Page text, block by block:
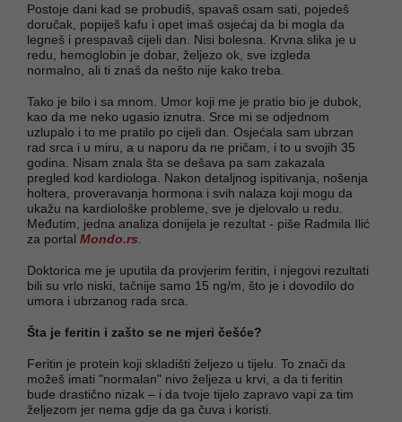
Postoje dani kad se probudiš, spavaš osam sati, pojedeš
doručak, popiješ kafu i opet imaš osjećaj da bi mogla da
legneš i prespavaš cijeli dan. Nisi bolesna. Krvna slika je u
redu, hemoglobin je dobar, željezo ok, sve izgleda
normalno, ali ti znaš da nešto nije kako treba.
Tako je bilo i sa mnom. Umor koji me je pratio bio je dubok,
kao da me neko ugasio iznutra. Srce mi se odjednom
uzlupalo i to me pratilo po cijeli dan. Osjećala sam ubrzan
rad srca i u miru, a u naporu da ne pričam, i to u svojih 35
godina. Nisam znala šta se dešava pa sam zakazala
pregled kod kardiologa. Nakon detaljnog ispitivanja, nošenja
holtera, proveravanja hormona i svih nalaza koji mogu da
ukažu na kardiološke probleme, sve je djelovalo u redu.
Međutim, jedna analiza donijela je rezultat - piše Radmila Ilić
za portal Mondo.rs
Doktorica me je uputila da provjerim feritin, i njegovi rezultati
bili su vrlo niski, tačnije samo 15 ng/m, što je i dovodilo do
umora i ubrzanog rada srca.
Šta je feritin i zašto se ne mjeri češće?
Feritin je protein koji skladišti željezo u tijelu. To znači da
možeš imati "normalan" nivo željeza u krvi, a da ti feritin
bude drastično nizak – i da tvoje tijelo zapravo vapi za tim
željezom jer nema gdje da ga čuva i koristi.